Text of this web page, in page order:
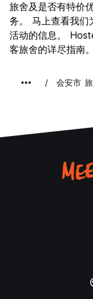
夜生活
物有所值
旅舍及是否有特价
务。 马上查看我们
活动的信息。
客旅舍的详尽指南。
会安市